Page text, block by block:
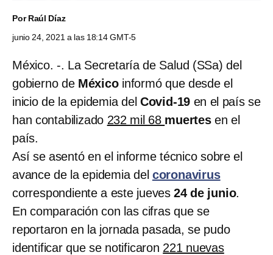
PorRaúl Díaz
junio 24, 2021 a las 18:14 GMT-5
México. -. La Secretaría de Salud (SSa) del
gobierno de Méxicoinformó que desde el
inicio de la epidemia del Covid-19 en el país se
han contabilizado 232 mil 68 muertesen el
país.
Así se asentó en el informe técnico sobre el
avance de la epidemia del coronavirus
correspondiente a este jueves24 de junio.
En comparación con las cifras que se
reportaron en la jornada pasada, se pudo
identificar que se notificaron 221 nuevas